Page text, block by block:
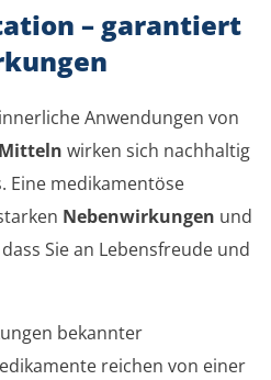
– garantiert
Anwendungen von
wirken sich nachhaltig
Eine medikamentöse
Nebenwirkungen und
Sie an Lebensfreude und
bekannter
reichen von einer